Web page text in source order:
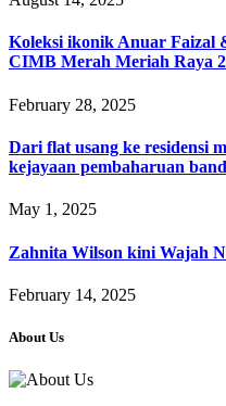
Koleksi ikonik Anuar Faizal
CIMB Merah Meriah Raya
February 28, 2025
Dari flat usang ke residensi
kejayaan pembaharuan
May 1, 2025
Zahnita Wilson kini Wajah
February 14, 2025
About Us